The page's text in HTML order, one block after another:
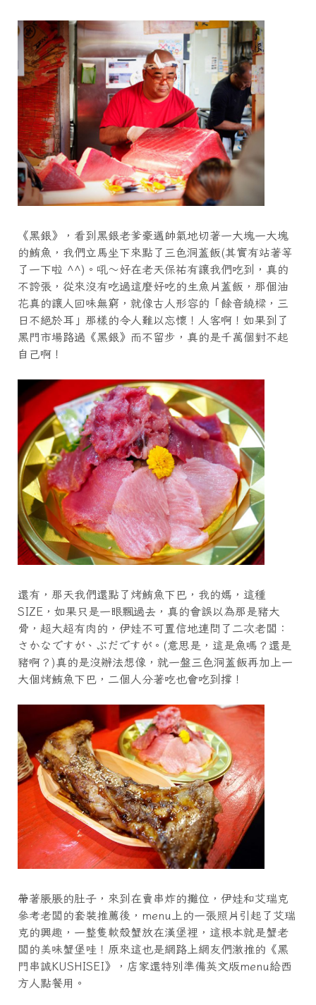
《黑銀》，看到黑銀老爹豪邁帥氣地切著一大塊一大塊
的鮪魚，我們立馬坐下來點了三色洞蓋飯(其實有站著等
了一下啦 ^^)。吼～好在老天保祐有讓我們吃到，真的
不誇張，從來沒有吃過這麼好吃的生魚片蓋飯，那個油
花真的讓人回味無窮，就像古人形容的「餘音繞樑，三
日不絕於耳」那樣的令人難以忘懷！人客啊！如果到了
黑門市場路過《黑銀》而不留步，真的是千萬個對不起
自己啊！
還有，那天我們還點了烤鮪魚下巴，我的媽，這種
SIZE，如果只是一眼飄過去，真的會誤以為那是豬大
骨，超大超有肉的，伊娃不可置信地連問了二次老闆：
さかなですが、ぶだですが。(意思是，這是魚嗎？還是
豬啊？)真的是沒辦法想像，就一盤三色洞蓋飯再加上一
大個烤鮪魚下巴，二個人分著吃也會吃到撐！
帶著脹脹的肚子，來到在賣串炸的攤位，伊娃和艾瑞克
參考老闆的套裝推薦後，menu上的一張照片引起了艾瑞
克的興趣，一整隻軟殼蟹放在漢堡裡，這根本就是蟹老
闆的美味蟹堡哇！原來這也是網路上網友們激推的《黑
門串誠KUSHISEI》，店家還特別準備英文版menu給西
方人點餐用。